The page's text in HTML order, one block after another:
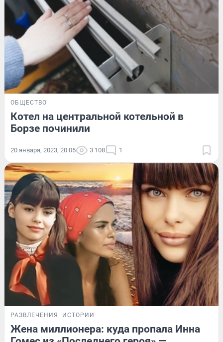
ОБЩЕСТВО
Котел на центральной котельной в
Борзе починили
20 января, 2023, 20:05 3 108 1
РАЗВЛЕЧЕНИЯ ИСТОРИИ
Жена миллионера: куда пропала Инна